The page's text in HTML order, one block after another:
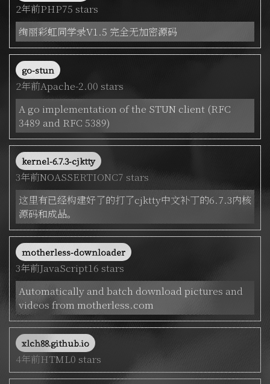
2年前PHP75 stars
绚丽彩虹同学录V1.5 完全无加密源码
go-stun
2年前Apache-2.00 stars
A go implementation of the STUN client (RFC
3489 and RFC 5389)
kernel-6.7.3-cjktty
3年前NOASSERTIONC7 stars
这里有已经构建好了的打了cjktty中文补丁的6.7.3内核
源码和成品。
motherless-downloader
3年前JavaScript16 stars
Automatically and batch download pictures and
videos from motherless.com
xlch88.github.io
4年前HTML0 stars